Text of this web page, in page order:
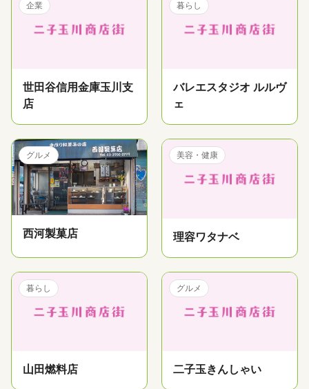
企業
世田谷信用金庫玉川支
店
暮らし
バレエスタジオ ルルヴ
ェ
グルメ
西河製菓店
美容・健康
理容ワタナベ
暮らし
山田燃料店
グルメ
二子玉きんしゃい